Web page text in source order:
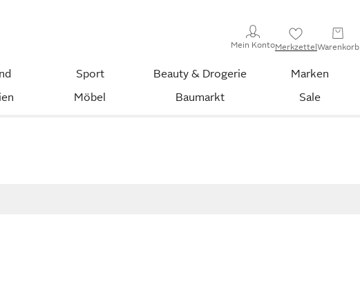
Mein KontoMerkzettelWarenkorb
Sport Beauty & Drogerie
Marken
Möbel Baumarkt Sale